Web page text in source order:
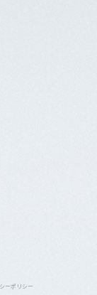
ーポリシー